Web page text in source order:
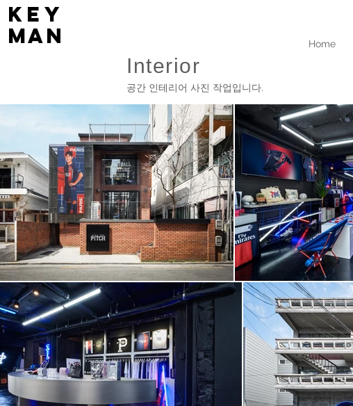
key
man
Home
Interior
공간 인테리어 사진 작업입니다.